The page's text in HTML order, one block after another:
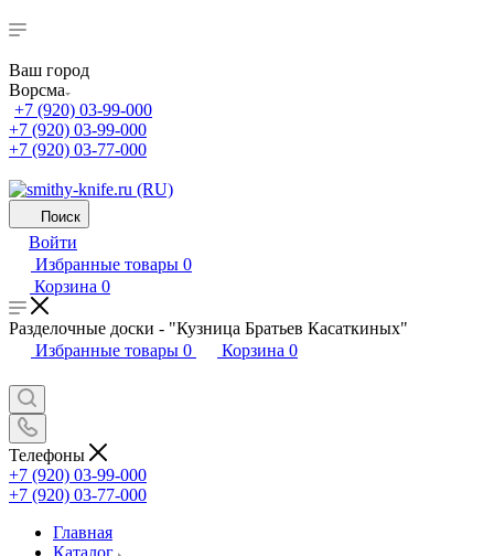
Ваш город
Ворсма
+7 (920) 03-99-000
+7 (920) 03-99-000
+7 (920) 03-77-000
Поиск
Войти
Избранные товары 0
Корзина 0
Разделочные доски - "Кузница Братьев Касаткиных"
Избранные товары 0 Корзина 0
Телефоны
+7 (920) 03-99-000
+7 (920) 03-77-000
Главная
Каталог